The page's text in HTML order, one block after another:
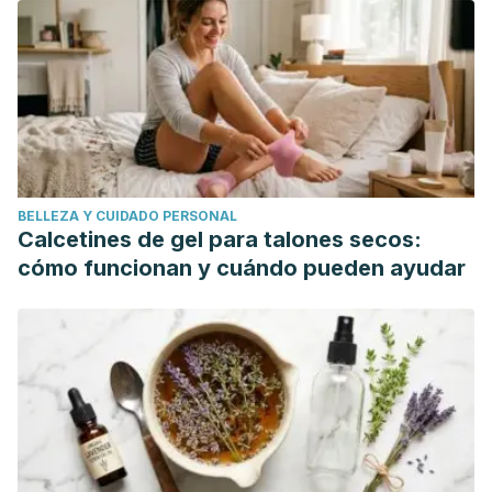
ACII.pdf
Cleveland Clinic. (2015). What Your Tongue Can Tell You
About Your Health. https://health.clevelandclinic.org/what-
your-tongue-can-tell-you-about-your-health/
Stanford Medicine. Technique of the Tongue Exam.
https://stanfordmedicine25.stanford.edu/the25/tongue.html
BELLEZA Y CUIDADO PERSONAL
Calcetines de gel para talones secos:
cómo funcionan y cuándo pueden ayudar